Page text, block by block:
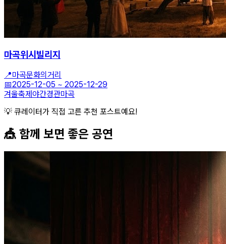
마곡위시빌리지
📍마곡문화의거리
📅2025-12-05 ~ 2025-12-29
겨울축제야간경관마곡
💡 큐레이터가 직접 고른 추천 포스트예요!
🎪 함께 보면 좋은 공연